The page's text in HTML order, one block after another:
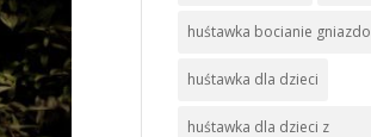
huśtawka bocianie gniazdo
huśtawka dla dzieci
huśtawka dla dzieci z